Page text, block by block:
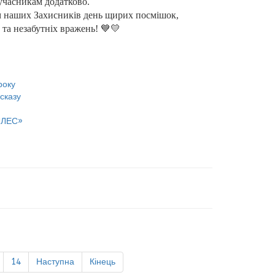
наших Захисників день щирих посмішок,
незабутніх вражень! 💙💛
14 Наступна Кінець